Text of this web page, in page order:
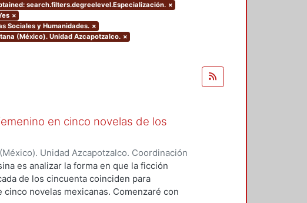
search.filters.degreelevel.Especialización. ×
×
Sociales y Humanidades. ×
(México). Unidad Azcapotzalco. ×
en cinco novelas de los
Unidad Azcapotzalco. Coordinación
Franco, Berenice Itzel
es analizar la forma en que la ficción
de los cincuenta coinciden para
novelas mexicanas. Comenzaré con